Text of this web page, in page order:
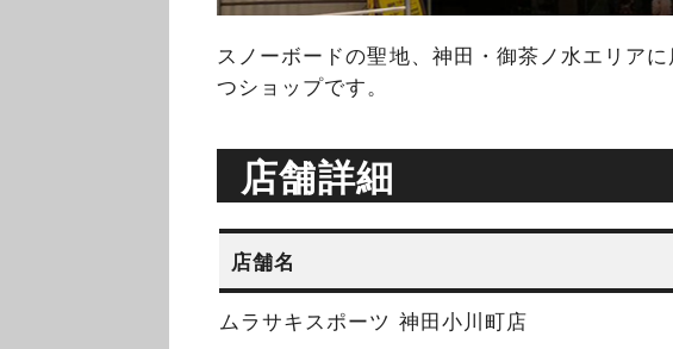
スノーボードの聖地、神田・御茶ノ水エリア
つショップです。
店舗詳細
店舗名
ムラサキスポーツ 神田小川町店